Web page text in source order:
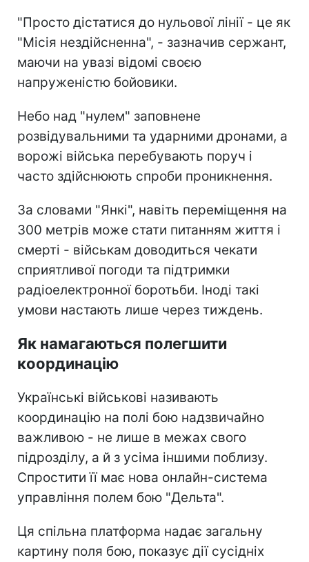
"Просто дістатися до нульової лінії - це як
"Місія нездійсненна", - зазначив сержант,
маючи на увазі відомі своєю
напруженістю бойовики.
Небо над "нулем" заповнене
розвідувальними та ударними дронами, а
ворожі війська перебувають поруч і
часто здійснюють спроби проникнення.
За словами "Янкі", навіть переміщення на
300 метрів може стати питанням життя і
смерті - військам доводиться чекати
сприятливої погоди та підтримки
радіоелектронної боротьби. Іноді такі
умови настають лише через тиждень.
Як намагаються полегшити
координацію
Українські військові називають
координацію на полі бою надзвичайно
важливою - не лише в межах свого
підрозділу, а й з усіма іншими поблизу.
Спростити її має нова онлайн-система
управління полем бою "Дельта".
Ця спільна платформа надає загальну
картину поля бою, показує дії сусідніх